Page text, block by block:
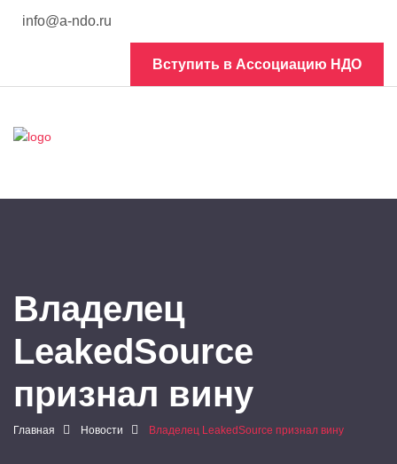
info@a-ndo.ru
Вступить в Ассоциацию НДО
Владелец
LeakedSource
признал вину
Главная Новости Владелец LeakedSource признал вину